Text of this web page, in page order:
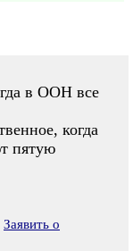
в ООН все
когда
пятую
Заявить о